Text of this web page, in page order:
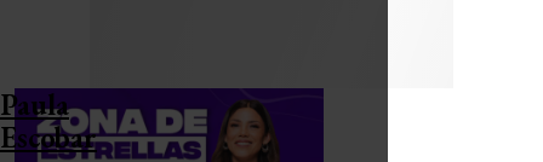
Paula
Escobar